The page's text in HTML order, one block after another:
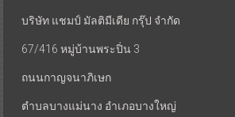
บริษัท แชมป์ มัลติมีเดีย กรุ๊ป จำกัด
67/416 หมู่บ้านพระปิ่น 3
ถนนกาญจนาภิเษก
ตำบลบางแม่นาง อำเภอบางใหญ่